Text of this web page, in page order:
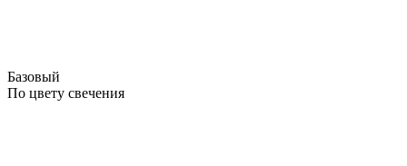
Базовый
По цвету свечения